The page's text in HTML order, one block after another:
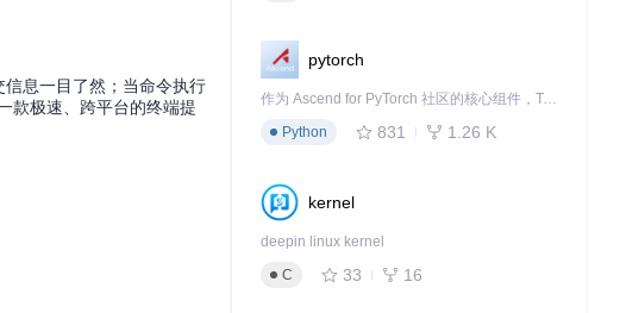
息一目了然；当命令执行
款极速、跨平台的终端提
pytorch
作为 Ascend for PyTorch 社区的核心组件，TorchNPU 是昇腾专为 PyTorch 打造的深度学习适配插件，使 PyTorch 框架能够直接调用昇腾 NPU，为开发者提供昇腾 AI 处理器的超强算力。
Python
831 1.26 K
kernel
deepin linux kernel
C
33 16